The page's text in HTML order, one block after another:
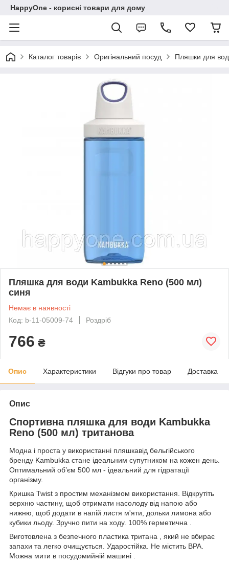
HappyOne - корисні товари для дому
Каталог товарів Оригінальний посуд Пляшки для
Пляшка для води Kambukka Reno (500 мл)
синя
Немає в наявності
Код: b-11-05009-74
Роздріб
766 ₴
Опис Характеристики Відгуки про товар Доставка
Опис
Спортивна пляшка для води Kambukka
Reno (500 мл) тританова
Модна і проста у використанні пляшкавід бельгійського
бренду Kambukka стане ідеальним супутником на кожен день.
Оптимальний об’єм 500 мл - ідеальний для гідратації
організму.
Кришка Twist з простим механізмом використання. Відкрутіть
верхню частину, щоб отримати насолоду від напою або
нижню, щоб додати в напій листя м'яти, дольки лимона або
кубики льоду. Зручно пити на ходу. 100% герметична .
Виготовлена з безпечного пластика тритана , який не вбирає
запахи та легко очищується. Ударостійка. Не містить BPA.
Можна мити в посудомийній машині .